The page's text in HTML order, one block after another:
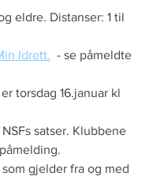
eldre. Distanser: 1 til
Idrett.
  - se påmeldte
satser. Klubbene
som gjelder fra og med